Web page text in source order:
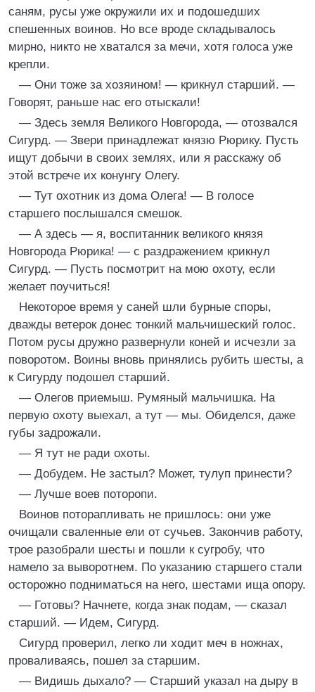
саням, русы уже окружили их и подошедших
спешенных воинов. Но все вроде складывалось
мирно, никто не хватался за мечи, хотя голоса уже
крепли.
— Они тоже за хозяином! — крикнул старший. —
Говорят, раньше нас его отыскали!
— Здесь земля Великого Новгорода, — отозвался
Сигурд. — Звери принадлежат князю Рюрику. Пусть
ищут добычи в своих землях, или я расскажу об
этой встрече их конунгу Олегу.
— Тут охотник из дома Олега! — В голосе
старшего послышался смешок.
— А здесь — я, воспитанник великого князя
Новгорода Рюрика! — с раздражением крикнул
Сигурд. — Пусть посмотрит на мою охоту, если
желает поучиться!
Некоторое время у саней шли бурные споры,
дважды ветерок донес тонкий мальчишеский голос.
Потом русы дружно развернули коней и исчезли за
поворотом. Воины вновь принялись рубить шесты, а
к Сигурду подошел старший.
— Олегов приемыш. Румяный мальчишка. На
первую охоту выехал, а тут — мы. Обиделся, даже
губы задрожали.
— Я тут не ради охоты.
— Добудем. Не застыл? Может, тулуп принести?
— Лучше воев поторопи.
Воинов поторапливать не пришлось: они уже
очищали сваленные ели от сучьев. Закончив работу,
трое разобрали шесты и пошли к сугробу, что
намело за выворотнем. По указанию старшего стали
осторожно подниматься на него, шестами ища опору.
— Готовы? Начнете, когда знак подам, — сказал
старший. — Идем, Сигурд.
Сигурд проверил, легко ли ходит меч в ножнах,
проваливаясь, пошел за старшим.
— Видишь дыхало? — Старший указал на дыру в